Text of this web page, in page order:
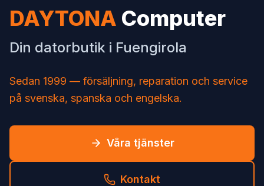
DAYTONA Computer
Din datorbutik i Fuengirola
Sedan 1999 — försäljning, reparation och service
på svenska, spanska och engelska.
Våra tjänster
Kontakt